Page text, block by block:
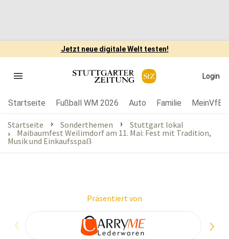
Jetzt neue digitale Welt testen!
Login
Startseite Fußball WM 2026 Auto Familie MeinVfB
Startseite › Sonderthemen ›
Stuttgart lokal
›
Maibaumfest Weilimdorf am 11. Mai: Fest mit Tradition,
Musik und Einkaufsspaẞ
Präsentiert von